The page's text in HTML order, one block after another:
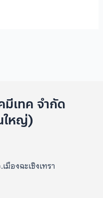
มีเทค จำกัด
ใหญ่)
องฉะเชิงเทรา